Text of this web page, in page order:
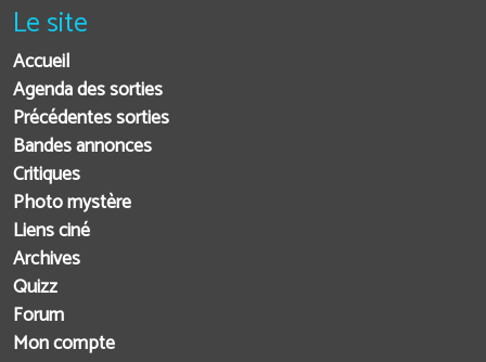
Le site
Accueil
Agenda des sorties
Précédentes sorties
Bandes annonces
Critiques
Photo mystère
Liens ciné
Archives
Quizz
Forum
Mon compte